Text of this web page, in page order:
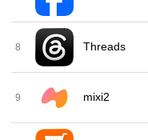
8 Threads
9 mixi2